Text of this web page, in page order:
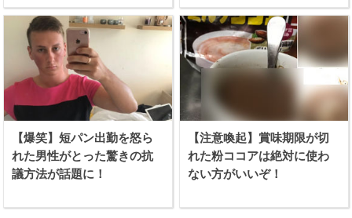
【爆笑】短パン出勤を怒ら
れた男性がとった驚きの抗
議方法が話題に！
【注意喚起】賞味期限が切
れた粉ココアは絶対に使わ
ない方がいいぞ！